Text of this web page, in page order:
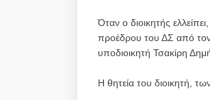
Όταν ο διοικητής
προέδρου του ΔΣ από
υποδιοικητή Τσακίρη
Η θητεία του διοικητή,